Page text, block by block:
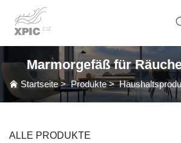
Marmorgefäß für
Startseite>Produkte>
ALLE PRODUKTE